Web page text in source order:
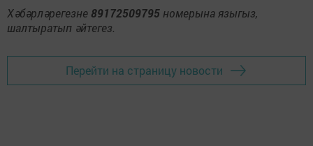
Хәбәрләрегезне 89172509795 номерына языгыз,
шалтыратып әйтегез.
Перейти на страницу новости